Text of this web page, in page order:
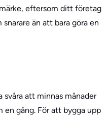
eftersom ditt företag
än att bara göra en
svåra att minnas månader
en gång. För att bygga upp